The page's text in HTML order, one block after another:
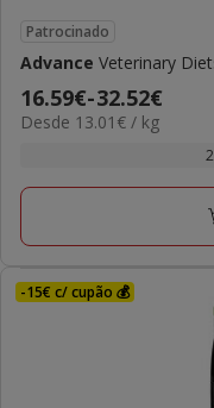
Patrocinado
Advance Veterinary
Preço
de
a
16.59€-32.52€
13.01€
Desde 13.01€ / kg
-15€ c/ cupão 💰